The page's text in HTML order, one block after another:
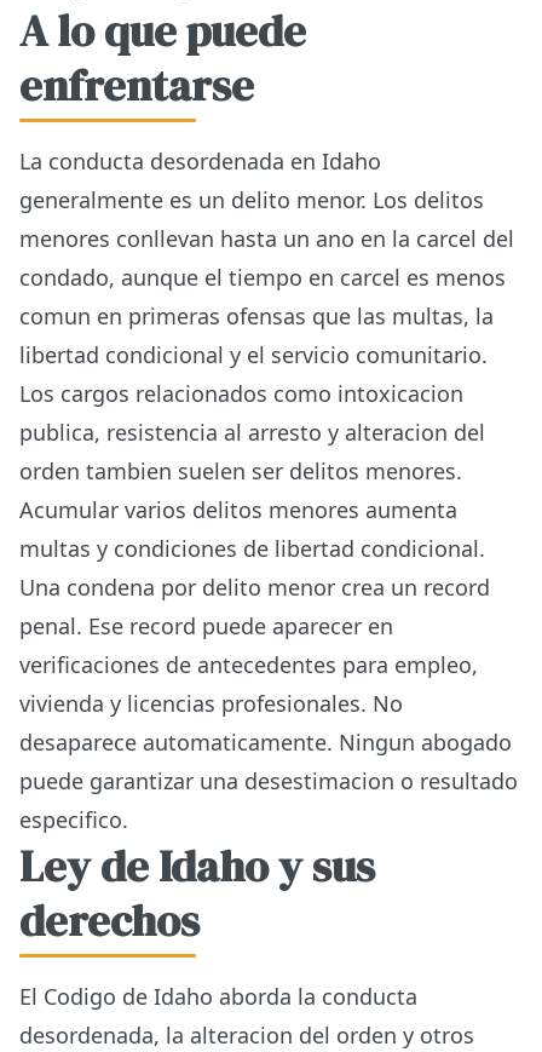
A lo que puede
enfrentarse
La conducta desordenada en Idaho
generalmente es un delito menor. Los delitos
menores conllevan hasta un ano en la carcel del
condado, aunque el tiempo en carcel es menos
comun en primeras ofensas que las multas, la
libertad condicional y el servicio comunitario.
Los cargos relacionados como intoxicacion
publica, resistencia al arresto y alteracion del
orden tambien suelen ser delitos menores.
Acumular varios delitos menores aumenta
multas y condiciones de libertad condicional.
Una condena por delito menor crea un record
penal. Ese record puede aparecer en
verificaciones de antecedentes para empleo,
vivienda y licencias profesionales. No
desaparece automaticamente. Ningun abogado
puede garantizar una desestimacion o resultado
especifico.
Ley de Idaho y sus
derechos
El Codigo de Idaho aborda la conducta
desordenada, la alteracion del orden y otros